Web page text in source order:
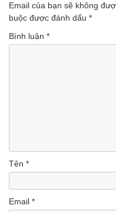
Email của bạn sẽ không
buộc được đánh dấu *
Bình luận *
Tên *
Email *